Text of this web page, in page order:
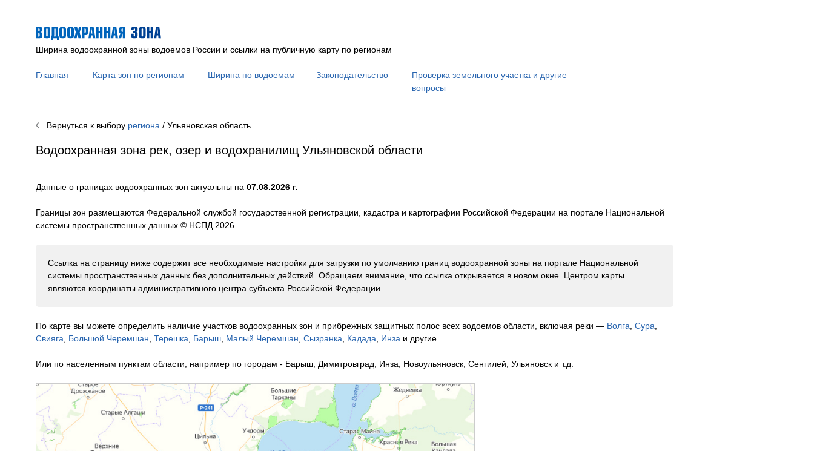
Ширина водоохранной зоны водоемов России и ссылки на публичную карту по регионам
Главная Карта зон по регионам Ширина по водоемам Законодательство
Проверка земельного участка и другие
вопросы
Вернуться к выбору региона/ Ульяновская область
Водоохранная зона рек, озер и водохранилищ Ульяновской области
Данные о границах водоохранных зон актуальны на 07.08.2026 г.
Границы зон размещаются Федеральной службой государственной регистрации, кадастра и картографии Российской Федерации на портале Национальной
системы пространственных данных © НСПД 2026.
Ссылка на страницу ниже содержит все необходимые настройки для загрузки по умолчанию границ водоохранной зоны на портале Национальной
системы пространственных данных без дополнительных действий. Обращаем внимание, что ссылка открывается в новом окне. Центром карты
являются координаты административного центра субъекта Российской Федерации.
По карте вы можете определить наличие участков водоохранных зон и прибрежных защитных полос всех водоемов области, включая реки — Волга Сура
Свияга
Большой Черемшан Терешка Барыш, Малый Черемшан Сызранка Кадада Инза и другие.
Или по населенным пунктам области, например по городам - Барыш, Димитровград, Инза, Новоульяновск, Сенгилей, Ульяновск и т.д.